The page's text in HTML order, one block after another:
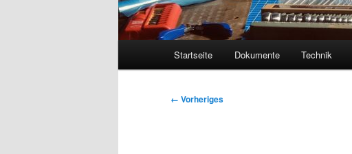
Startseite Dokumente Technik
Bilder-
← Vorheriges